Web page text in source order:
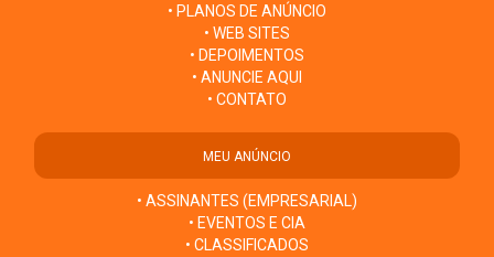
• PLANOS DE ANÚNCIO
• WEB SITES
• DEPOIMENTOS
• ANUNCIE AQUI
• CONTATO
MEU ANÚNCIO
• ASSINANTES (EMPRESARIAL)
• EVENTOS E CIA
• CLASSIFICADOS